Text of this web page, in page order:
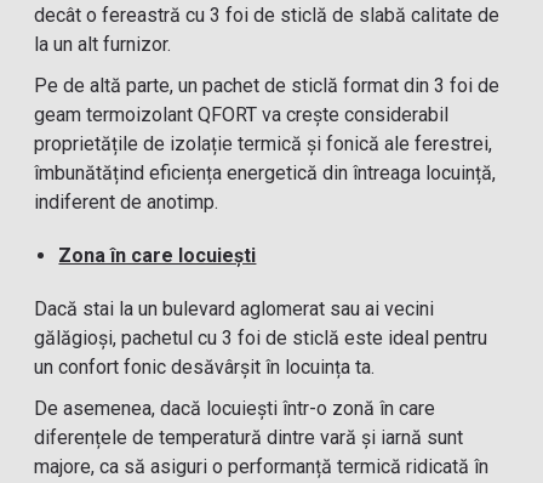
decât o fereastră cu 3 foi de sticlă de slabă calitate de
la un alt furnizor.
Pe de altă parte, un pachet de sticlă format din 3 foi de
geam termoizolant QFORT va crește considerabil
proprietățile de izolație termică și fonică ale ferestrei,
îmbunătățind eficiența energetică din întreaga locuință,
indiferent de anotimp.
Zona în care locuiești
Dacă stai la un bulevard aglomerat sau ai vecini
gălăgioși, pachetul cu 3 foi de sticlă este ideal pentru
un confort fonic desăvârșit în locuința ta.
De asemenea, dacă locuiești într-o zonă în care
diferențele de temperatură dintre vară și iarnă sunt
majore, ca să asiguri o performanță termică ridicată în